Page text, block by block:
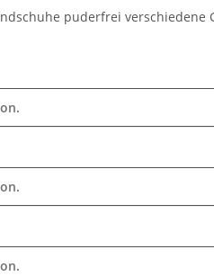
puderfrei verschiedene